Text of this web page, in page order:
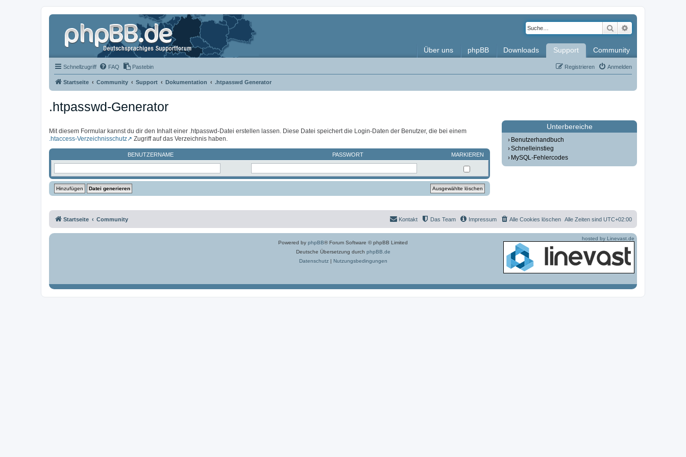
Suche
Über uns phpBB Downloads Support Community
Schnellzugriff FAQ Pastebin Anmelden
Registrieren
Startseite Community Support Dokumentation .htpasswd Generator
.htpasswd-Generator
Mit diesem Formular kannst du dir den Inhalt einer .htpasswd-Datei erstellen lassen. Diese Datei speichert die Login-Daten der Benutzer, die bei einem
.htaccess-Verzeichnisschutz
Zugriff auf das Verzeichnis haben.
BENUTZERNAME PASSWORT MARKIEREN
Unterbereiche
Benutzerhandbuch
Schnelleinstieg
MySQL-Fehlercodes
Startseite Community Alle Zeiten sind UTC+02:00
Alle Cookies löschen
Impressum
Das Team
Kontakt
Powered by phpBB® Forum Software © phpBB Limited
Deutsche Übersetzung durch phpBB.de
Datenschutz| Nutzungsbedingungen
hosted by Linevast.de